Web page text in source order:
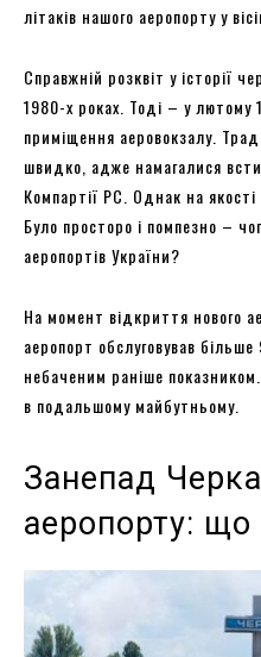
літаків нашого аеропорту у
Справжній розквіт у історії
1980-х роках. Тоді – у лютому
приміщення аеровокзалу.
швидко, адже намагалися
Компартії РС. Однак на якості
Було просторо і помпезно –
аеропортів України?
На момент відкриття нового
аеропорт обслуговував
небаченим раніше
в подальшому майбутньому.
Занепад
аеропорту: